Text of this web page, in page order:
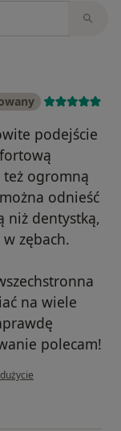
podejście
też ogromną
odnieść
niż dentystką,
zębach.
na wiele
polecam!
Wojtek